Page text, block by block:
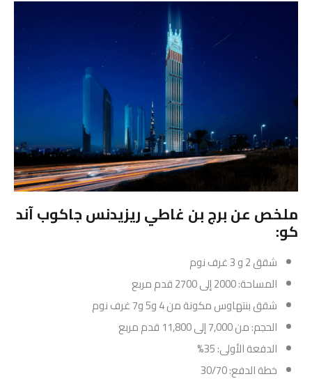
ملخص عن برج بن غاطي ريزيدنس جاكوب آند
كو:
شقق 2 و 3 غرف نوم
المساحة: 2000 إلى 2700 قدم مربع
شقق بنتهاوس مكونة من 4 و5 و7 غرف نوم
الحجم: من 7,000 إلى 11,800 قدم مربع
الدفعة الأولى: 35%
خطة الدفع: 30/70